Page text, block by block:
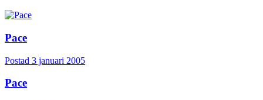
Pace
Postad 3 januari 2005
Pace